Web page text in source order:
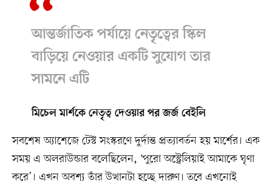
আন্তর্জাতিক পর্যায়ে নেতৃত্বের স্কিল
বাড়িয়ে নেওয়ার একটি সুযোগ তার
সামনে এটি
মিচেল মার্শকে নেতৃত্ব দেওয়ার পর জর্জ বেইলি
সবশেষ অ্যাশেজে টেস্ট সংস্করণে দুর্দান্ত প্রত্যাবর্তন হয় মার্শের। এক
সময় এ অলরাউন্ডার বলেছিলেন, ‘পুরো অস্ট্রেলিয়াই আমাকে ঘৃণা
করে’। এখন অবশ্য তাঁর উত্থানটা হচ্ছে দারুণ। তবে এখনোই